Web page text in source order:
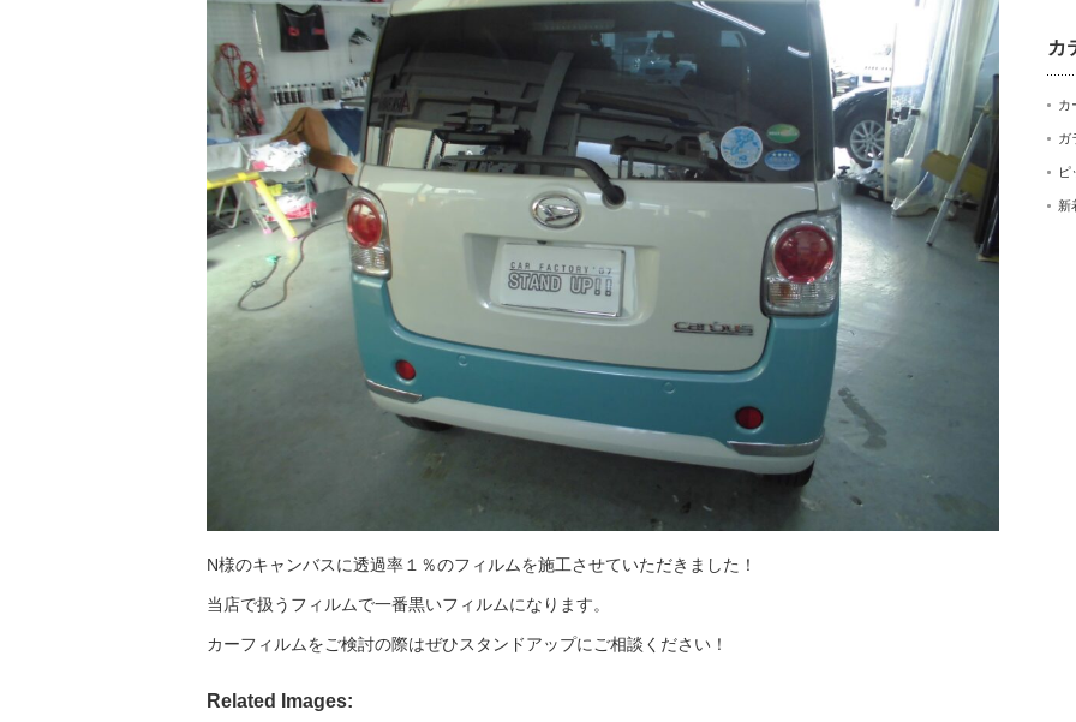
N様のキャンバスに透過率１％のフィルムを施工させていただきました！
当店で扱うフィルムで一番黒いフィルムになります。
カーフィルムをご検討の際はぜひスタンドアップにご相談ください！
Related Images:
カ
カ
ガ
ピ
新